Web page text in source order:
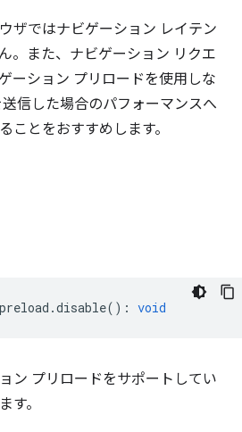
ザではナビゲーション レイテン
。また、ナビゲーション リクエ
ーション プリロードを使用しな
信した場合のパフォーマンスへ
ことをおすすめします。
preload .disable() : void
ン プリロードをサポートしてい
す。